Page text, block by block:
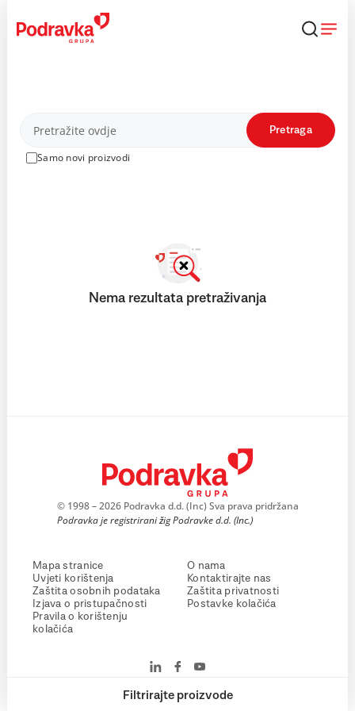
content
Proizvodi
Samo novi proizvodi
Pretraga
Filtrirajte proizvode
Nema rezultata pretraživanja
© 1998 – 2026 Podravka d.d. (Inc) Sva prava pridržana
Podravka je registrirani žig Podravke d.d. (Inc.)
Mapa stranice
Uvjeti korištenja
Zaštita osobnih podataka
Izjava o pristupačnosti
Pravila o korištenju
kolačića
O nama
Kontaktirajte nas
Zaštita privatnosti
Postavke kolačića